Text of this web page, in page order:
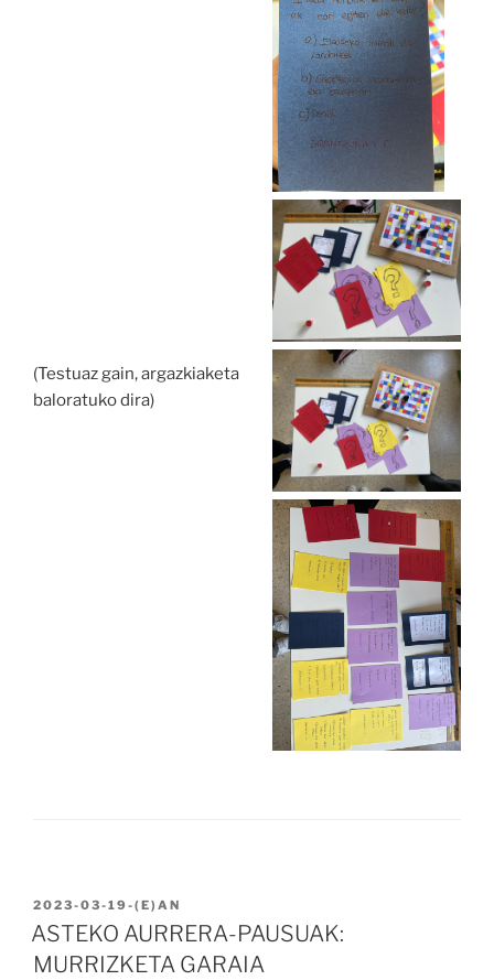
(Testuaz gain, argazkiaketa
baloratuko dira)
2023-03-19-(E)AN
ASTEKO AURRERA-PAUSUAK:
MURRIZKETA GARAIA